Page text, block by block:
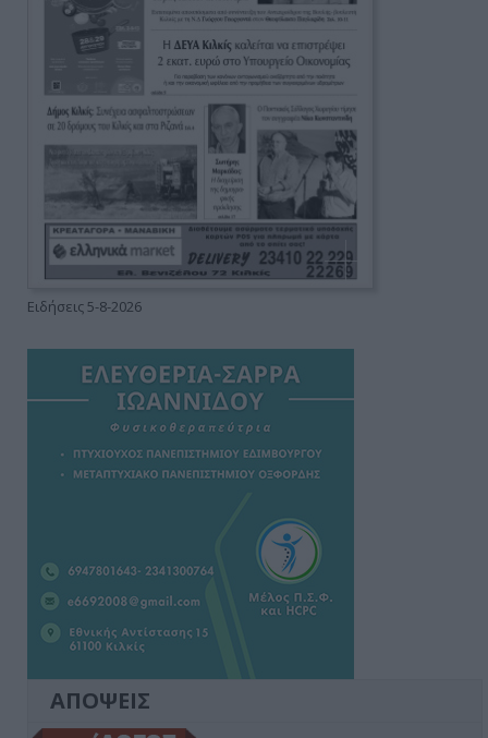
Ειδήσεις 5-8-2026
ΑΠΟΨΕΙΣ